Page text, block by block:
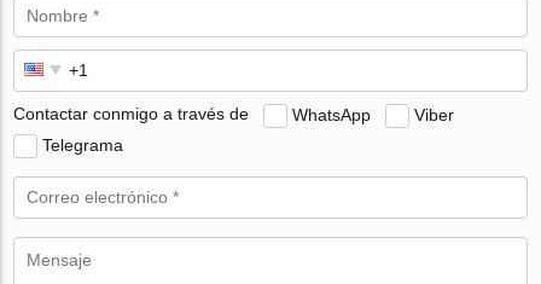
Contactar conmigo a través de WhatsApp
Viber
Telegrama